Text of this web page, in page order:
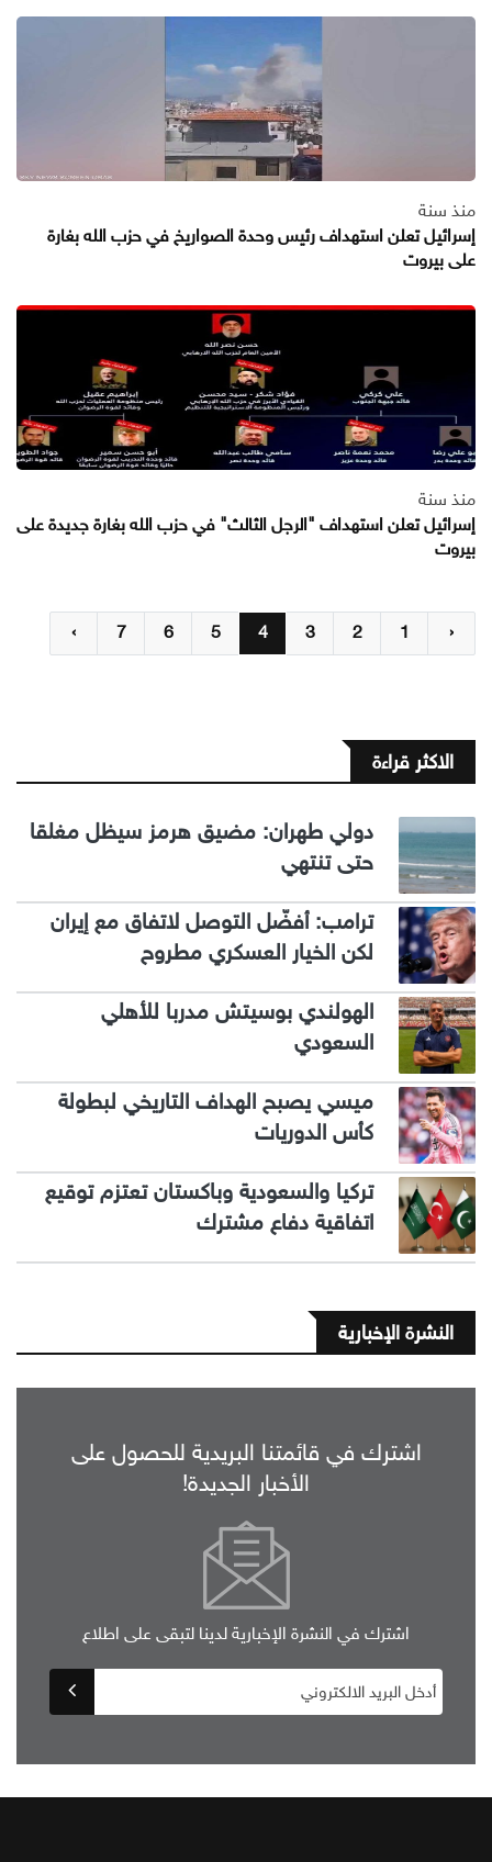
منذ سنة
إسرائيل تعلن استهداف رئيس وحدة الصواريخ في حزب الله بغارة
على بيروت
منذ سنة
إسرائيل تعلن استهداف "الرجل الثالث" في حزب الله بغارة جديدة على
بيروت
‹
1
2
3
4
5
6
7
›
الاكثر قراءة
دولي طهران: مضيق هرمز سيظل مغلقا
حتى تنتهي
ترامب: أفضّل التوصل لاتفاق مع إيران
لكن الخيار العسكري مطروح
الهولندي بوسيتش مدربا للأهلي
السعودي
ميسي يصبح الهداف التاريخي لبطولة
كأس الدوريات
تركيا والسعودية وباكستان تعتزم توقيع
اتفاقية دفاع مشترك
النشرة الإخبارية
اشترك في قائمتنا البريدية للحصول على
الأخبار الجديدة!
اشترك في النشرة الإخبارية لدينا لتبقى على اطلاع